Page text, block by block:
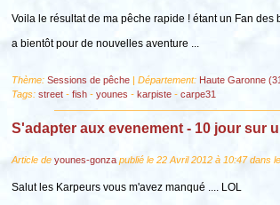
Voila le résultat de ma pêche rapide ! étant un Fan
a bientôt pour de nouvelles aventure ...
Thème: Sessions de pêche| Département: Haute Garonne
Tags: street- fish- younes - karpiste- carpe31
S'adapter aux evenement - 10 jour sur
Article de younes-gonzapublié le 22 Avril 2012 à 10:47 dans
Salut les Karpeurs vous m'avez manqué .... LOL